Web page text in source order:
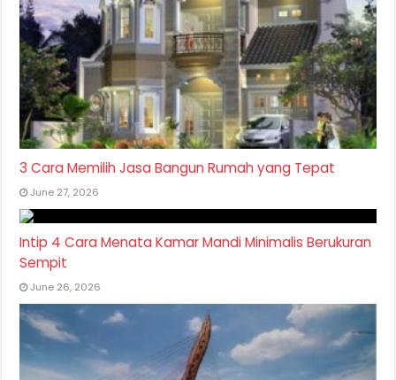
3 Cara Memilih Jasa Bangun Rumah yang Tepat
June 27, 2026
Intip 4 Cara Menata Kamar Mandi Minimalis Berukuran
Sempit
June 26, 2026